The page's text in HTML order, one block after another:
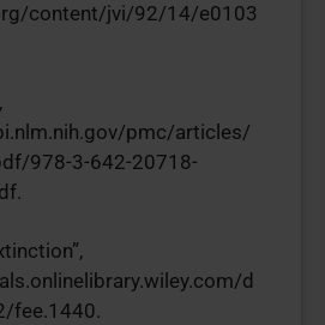
content/jvi/92/14/e0103
pmc/articles/
978-3-642-20718-
d
fee.1440.